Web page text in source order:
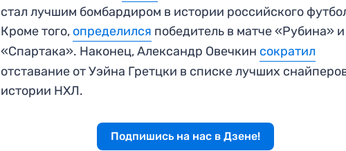
стал лучшим бомбардиром в истории российского
Кроме того, определился победитель в матче «Рубина» и
«Спартака». Наконец, Александр Овечкин сократил
отставание от Уэйна Гретцки в списке лучших
истории НХЛ.
Подпишись на нас в Дзене!